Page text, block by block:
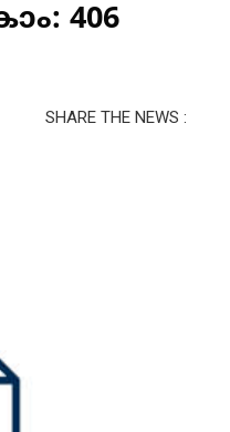
406
SHARE THE NEWS :